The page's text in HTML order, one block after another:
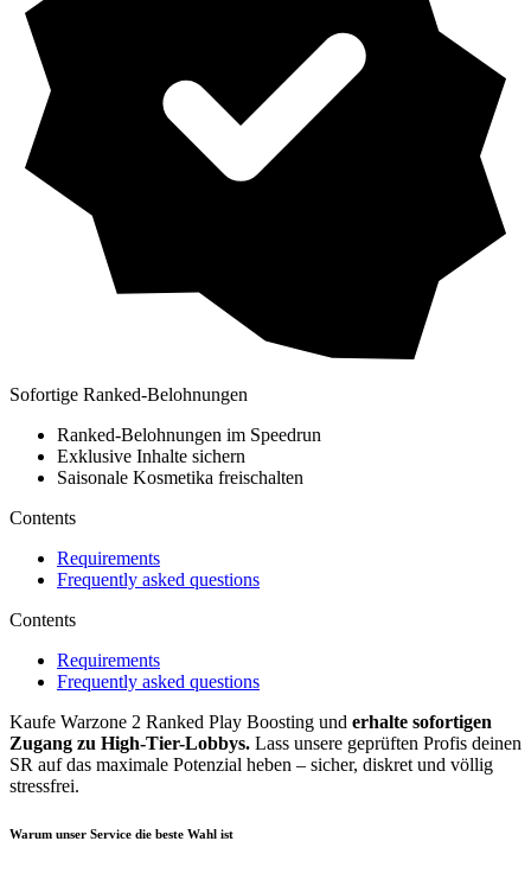
Sofortige Ranked-Belohnungen
Ranked-Belohnungen im Speedrun
Exklusive Inhalte sichern
Saisonale Kosmetika freischalten
Contents
Requirements
Frequently asked questions
Contents
Requirements
Frequently asked questions
Kaufe Warzone 2 Ranked Play Boosting und erhalte sofortigen
Zugang zu High-Tier-Lobbys. Lass unsere geprüften Profis deinen
SR auf das maximale Potenzial heben – sicher, diskret und völlig
stressfrei.
Warum unser Service die beste Wahl ist